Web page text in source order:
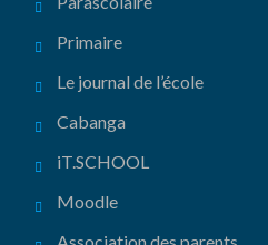
Primaire
Le journal de l’école
Cabanga
iT.SCHOOL
Moodle